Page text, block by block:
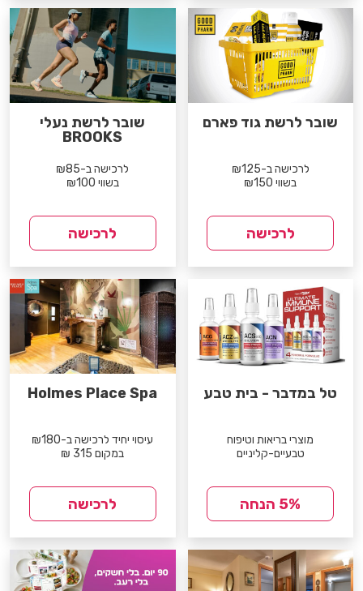
שובר לרשת גוד פארם
לרכישה ב-₪125
בשווי ₪150
לרכישה
שובר לרשת נעלי
BROOKS
לרכישה ב-₪85
בשווי ₪100
לרכישה
טל במדבר - בית טבע
מוצרי בריאות וטיפוח
טבעיים-קליניים
5% הנחה
Holmes Place Spa
עיסוי יחיד לרכישה ב-₪180
במקום 315 ₪
לרכישה